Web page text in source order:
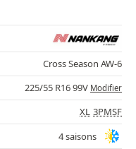
Cross Season AW-6
225/55 R16 99V Modifier
XL 3PMSF
4 saisons